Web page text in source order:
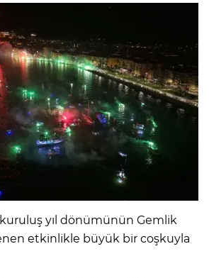
kuruluş yıl dönümünün Gemlik
etkinlikle büyük bir coşkuyla